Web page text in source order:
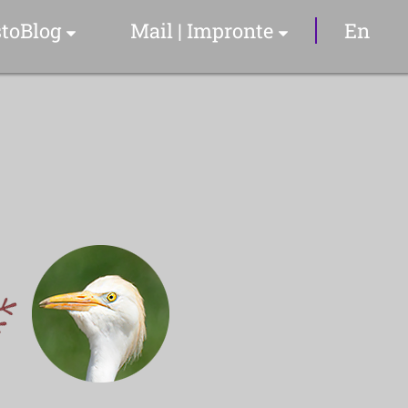
Articoli & Info
Mail | Impronte En